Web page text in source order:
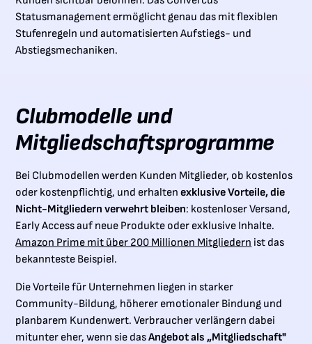
Statusmanagement ermöglicht genau das mit flexiblen
Stufenregeln und automatisierten Aufstiegs- und
Abstiegsmechaniken.
Clubmodelle und
Mitgliedschaftsprogramme
Bei Clubmodellen werden Kunden Mitglieder, ob kostenlos
oder kostenpflichtig, und erhaltenexklusive Vorteile, die
Nicht-Mitgliedern verwehrt bleiben: kostenloser Versand,
Early Access auf neue Produkte oder exklusive Inhalte.
Amazon Prime mit über 200 Millionen Mitgliedern ist das
bekannteste Beispiel.
Die Vorteile für Unternehmen liegen in starker
Community-Bildung, höherer emotionaler Bindung und
planbarem Kundenwert. Verbraucher verlängern dabei
mitunter eher, wenn sie dasAngebot als „Mitgliedschaft"